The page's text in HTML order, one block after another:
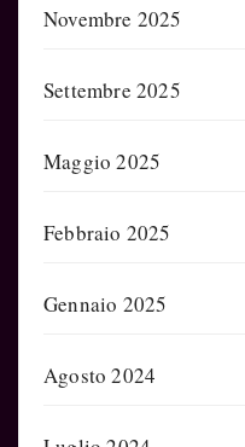
Novembre 2025
Settembre 2025
Maggio 2025
Febbraio 2025
Gennaio 2025
Agosto 2024